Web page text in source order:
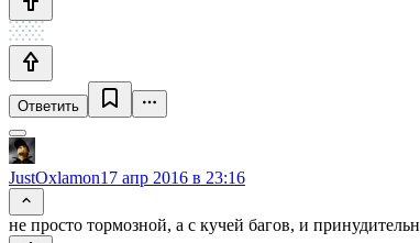
Ответить
JustOxlamon17 апр 2016 в 23:16
не просто тормозной, а с кучей багов, и